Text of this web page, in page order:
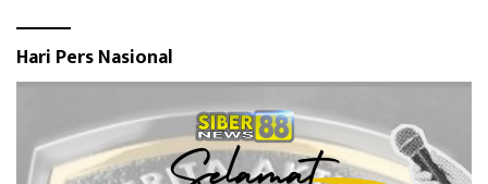
Hari Pers Nasional